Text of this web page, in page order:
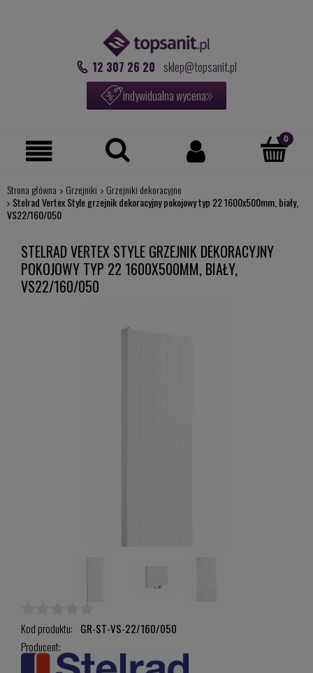
12 307 26 20 sklep@topsanit.pl
indywidualna wycena
Strona główna Grzejniki
Grzejniki dekoracyjne
Stelrad Vertex Style grzejnik dekoracyjny pokojowy typ 22 1600x500mm, biały,
VS22/160/050
STELRAD VERTEX STYLE GRZEJNIK DEKORACYJNY
POKOJOWY TYP 22 1600X500MM, BIAŁY,
VS22/160/050
Kod produktu: GR-ST-VS-22/160/050
Producent: